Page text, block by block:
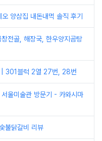
양삼집 내돈내먹 솔직 후기
전골, 해장국, 한우양지곰탕
| 301블럭 2열 27번, 28번
울미술관 방문기 - 카와시마
불닭갈비 리뷰